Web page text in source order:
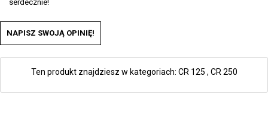
serdecznie!
NAPISZ SWOJĄ OPINIĘ!
Ten produkt znajdziesz w kategoriach: CR 125 , CR 250